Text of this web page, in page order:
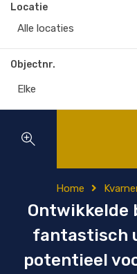
Locatie
Alle locaties
Objectnr.
Home
Ontwikkelde
fantastisch
potentieel